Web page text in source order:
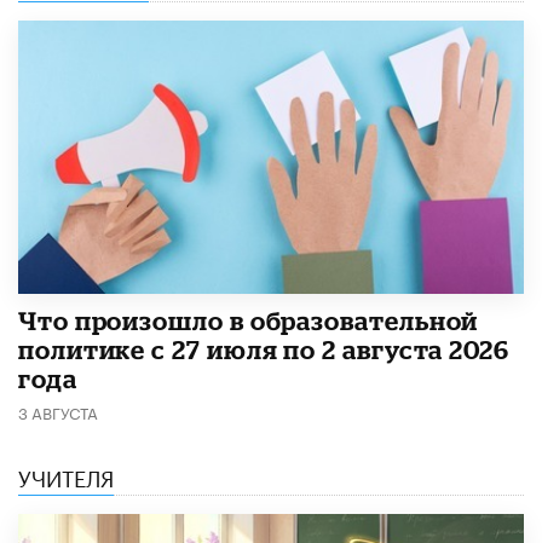
​Что произошло в образовательной
политике с 27 июля по 2 августа 2026
года
3 АВГУСТА
УЧИТЕЛЯ